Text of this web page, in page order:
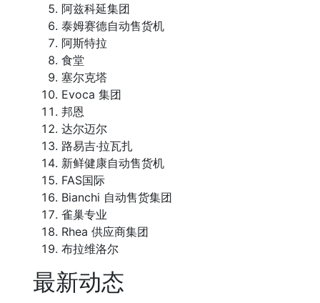
阿兹科延集团
泰姆赛德自动售货机
阿斯特拉
食堂
塞尔克塔
Evoca 集团
邦恩
达尔迈尔
路易吉·拉瓦扎
新鲜健康自动售货机
FAS国际
Bianchi 自动售货集团
雀巢专业
Rhea 供应商集团
布拉维洛尔
最新动态